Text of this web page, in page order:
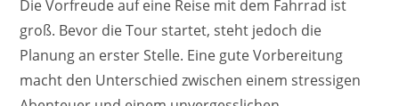
Die Vorfreude auf eine Reise mit dem Fahrrad ist
groß. Bevor die Tour startet, steht jedoch die
Planung an erster Stelle. Eine gute Vorbereitung
macht den Unterschied zwischen einem stressigen